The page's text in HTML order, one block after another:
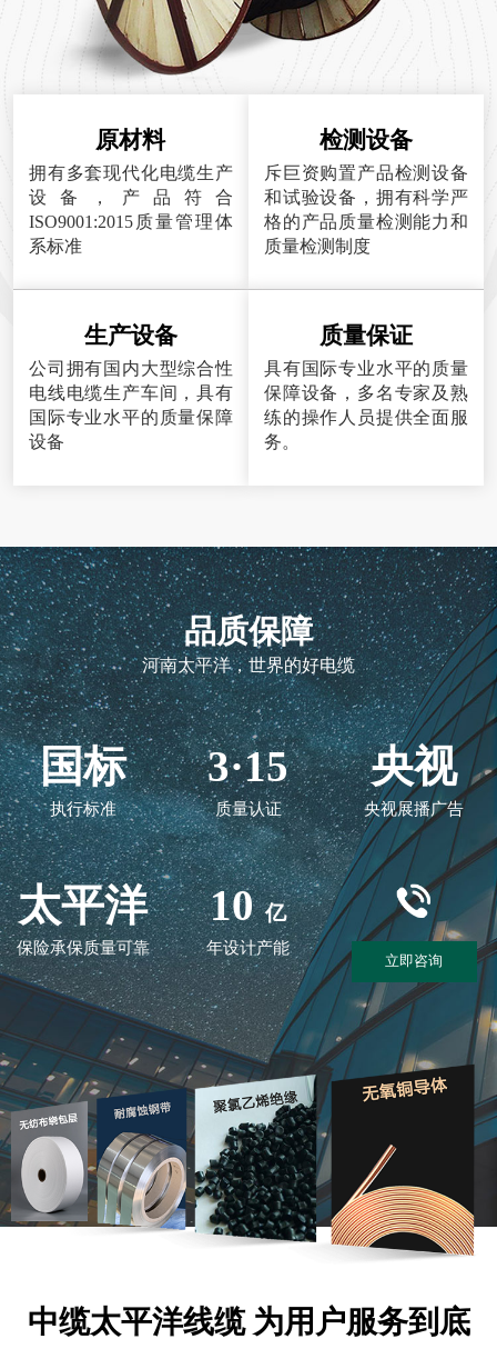
原材料
拥有多套现代化电缆生产
设备，产品符合
ISO9001:2015质量管理体
系标准
检测设备
斥巨资购置产品检测设备
和试验设备，拥有科学严
格的产品质量检测能力和
质量检测制度
生产设备
公司拥有国内大型综合性
电线电缆生产车间，具有
国际专业水平的质量保障
设备
质量保证
具有国际专业水平的质量
保障设备，多名专家及熟
练的操作人员提供全面服
务。
品质保障
河南太平洋，世界的好电缆
国标
执行标准
3·15
质量认证
央视
央视展播广告
太平洋
保险承保质量可靠
10 亿
年设计产能
立即咨询
中缆太平洋线缆 为用户服务到底